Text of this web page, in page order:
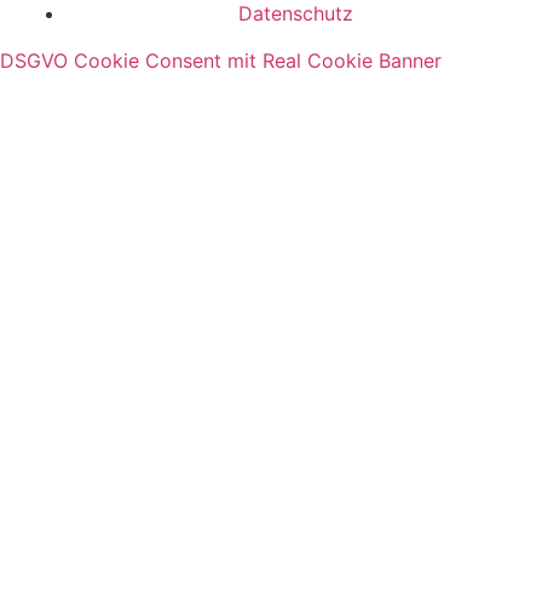
Datenschutz
DSGVO Cookie Consent mit Real Cookie Banner